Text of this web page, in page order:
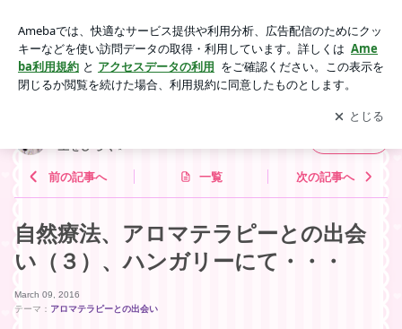
て・・・ | 「わたし」を取り戻し、未来へ一歩♪第4の人生をひ
らく✨
アプリをダウンロードして ブログの更新通知
を受け取りまし
ょう。
開く
生をひらく✨
前の記事へ 一覧 次の記事へ
自然療法、アロマテラピーとの出会
い（３）、ハンガリーにて・・・
March 09, 2016
テーマ： アロマテラピーとの出会い